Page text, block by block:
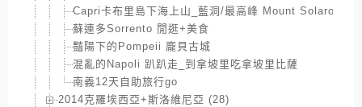
Capri卡布里島下海上山_藍洞/最高峰 Mount Solaro一日
蘇連多Sorrento 閒逛+美食
豔陽下的Pompeii 龐貝古城
混亂的Napoli 趴趴走_到拿坡里吃拿坡里比薩
南義12天自助旅行go
2014克羅埃西亞+斯洛維尼亞 (28)